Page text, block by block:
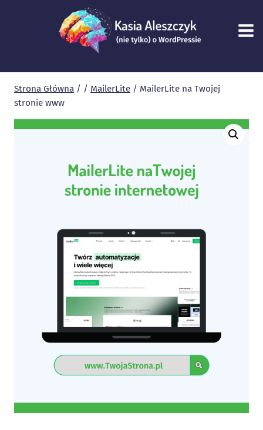
Strona Główna / / MailerLite / MailerLite na Twojej
stronie www